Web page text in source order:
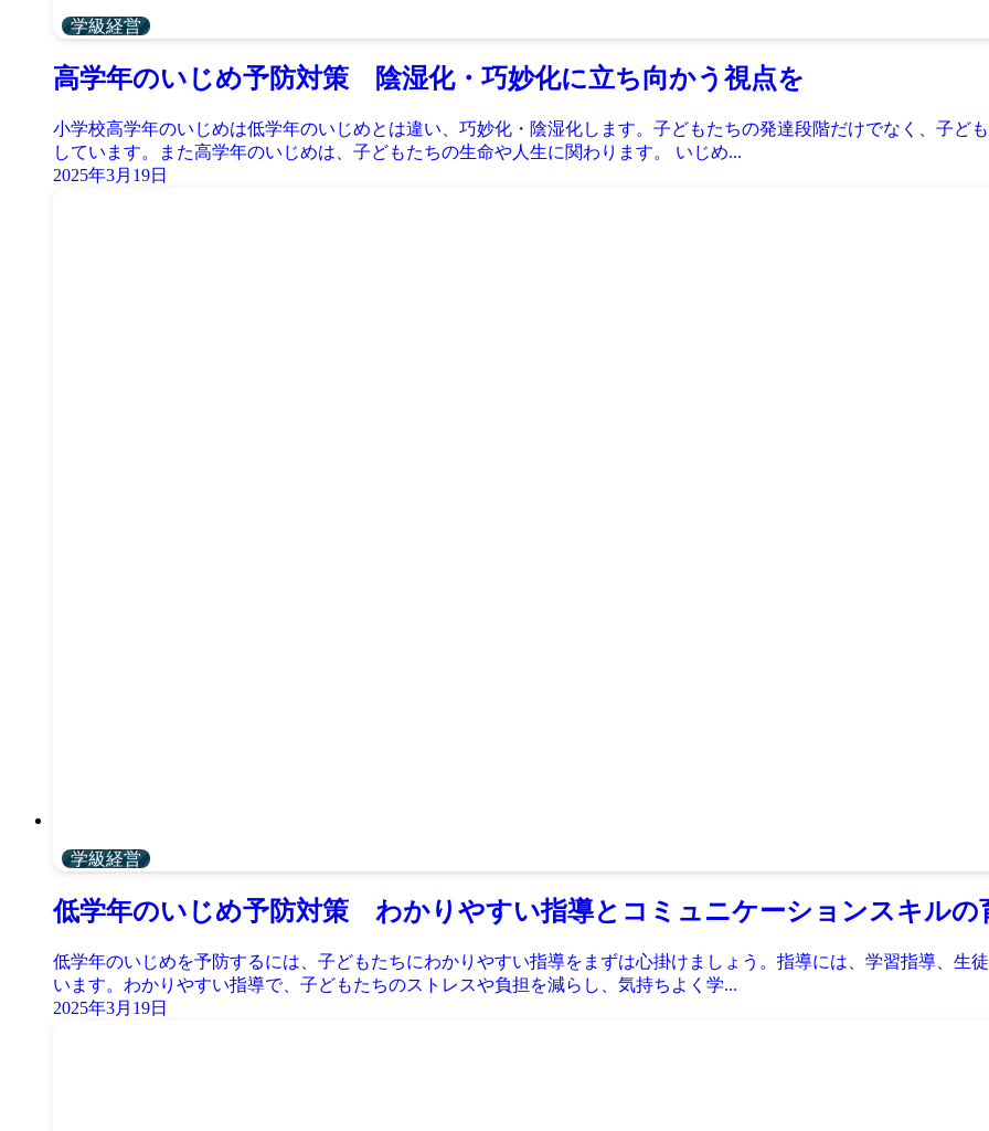
学級経営
高学年のいじめ予防対策 陰湿化・巧妙化に立ち向かう視点を
小学校高学年のいじめは低学年のいじめとは違い、巧妙化・陰湿化します。子どもたちの発達段階だけでなく、子ど
しています。また高学年のいじめは、子どもたちの生命や人生に関わります。 いじめ...
2025年3月19日
学級経営
低学年のいじめ予防対策 わかりやすい指導とコミュニケーションスキルの
低学年のいじめを予防するには、子どもたちにわかりやすい指導をまずは心掛けましょう。指導には、学習指導、生
います。わかりやすい指導で、子どもたちのストレスや負担を減らし、気持ちよく学...
2025年3月19日